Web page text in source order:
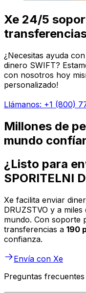
Xe 24/5
¿Necesitas ayuda
dinero SWIFT?
con nosotros hoy
personalizado!
Llámanos: +1 (800)
Millones de
mundo
¿Listo para
SPORITELNI
Xe facilita enviar
DRUZSTVO y a
mundo. Con soporte
transferencias a 190
confianza.
Envía con Xe
Preguntas